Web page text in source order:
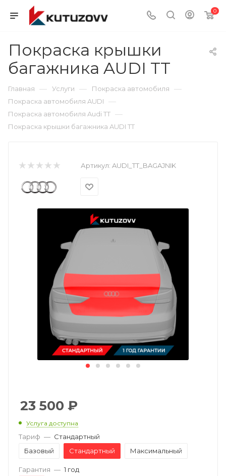
0
Покраска крышки
багажника AUDI TT
Главная — Услуги — Покраска автомобиля —
Покраска автомобиля AUDI —
Покраска автомобиля Audi TT —
Покраска крышки багажника AUDI TT
Артикул: AUDI_TT_BAGAJNIK
23 500 ₽
Услуга доступна
Тариф — Стандартный
Базовый
Стандартный Максимальный
Гарантия — 1 год